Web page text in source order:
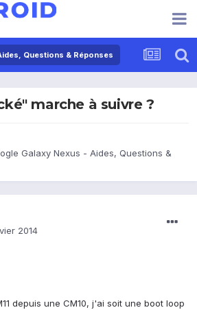
Questions & Réponses
marche à suivre ?
Galaxy Nexus - Aides, Questions &
2014
depuis une CM10, j'ai soit une boot loop